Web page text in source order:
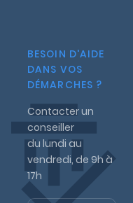
BESOIN D'AIDE
DANS VOS
DÉMARCHES ?
Contacter un
conseiller
du lundi au
vendredi, de 9h à
17h